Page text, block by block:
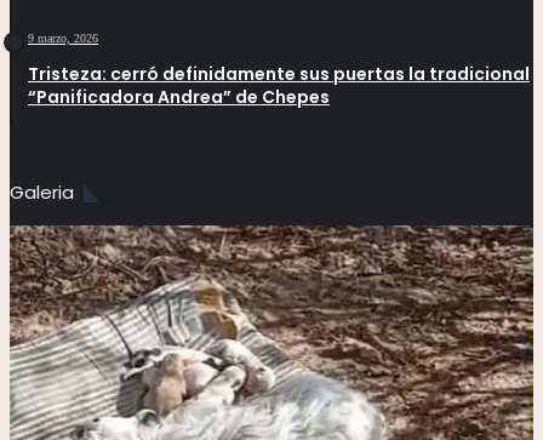
9 marzo, 2026
Tristeza: cerró definidamente sus puertas la tradicional
“Panificadora Andrea” de Chepes
Galeria